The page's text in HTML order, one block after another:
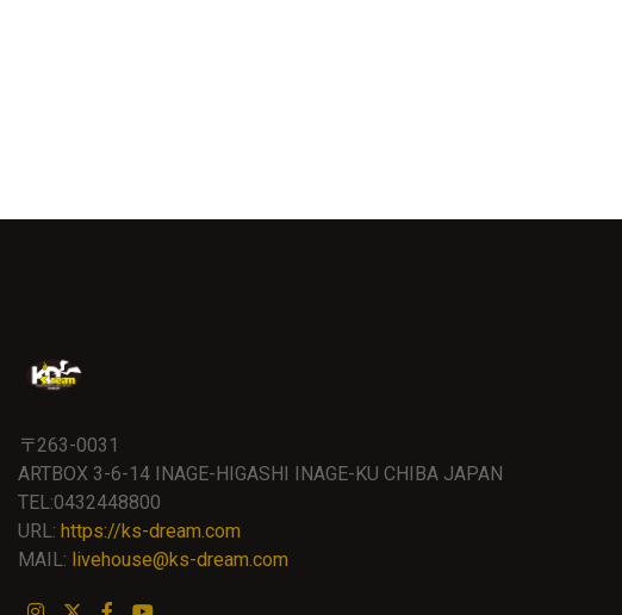
〒263-0031
ARTBOX 3-6-14 INAGE-HIGASHI INAGE-KU CHIBA JAPAN
TEL:0432448800
URL: https://ks-dream.com
MAIL: livehouse@ks-dream.com